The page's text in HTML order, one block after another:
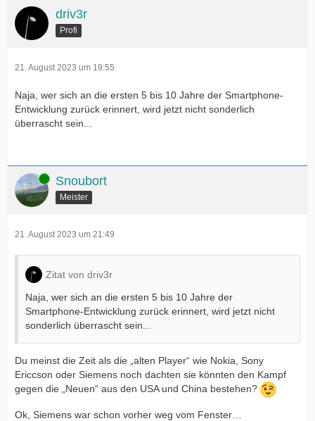
driv3r
Profi
21. August 2023 um 19:55
Naja, wer sich an die ersten 5 bis 10 Jahre der Smartphone-
Entwicklung zurück erinnert, wird jetzt nicht sonderlich
überrascht sein...
Online Snoubort
Meister
21. August 2023 um 21:49
Zitat von driv3r
Naja, wer sich an die ersten 5 bis 10 Jahre der
Smartphone-Entwicklung zurück erinnert, wird jetzt nicht
sonderlich überrascht sein...
Du meinst die Zeit als die „alten Player“ wie Nokia, Sony
Ericcson oder Siemens noch dachten sie könnten den Kampf
gegen die „Neuen“ aus den USA und China bestehen?
Ok, Siemens war schon vorher weg vom Fenster…